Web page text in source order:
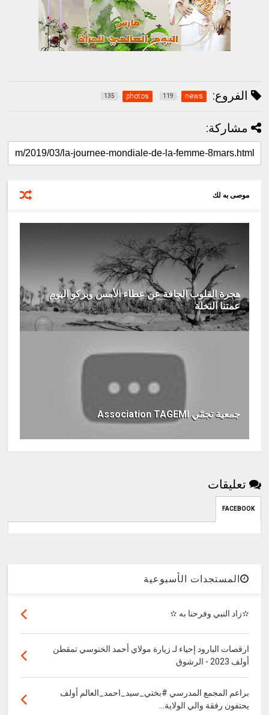
الفروع: news
119
photos
135
مشاركة:
موصى به لك
هجرة القلوب الجافة عن عطاء الأمس وبركو اليوم
عمتنا النخلة
جمعية تجمّي Association TAGEMI
تعليقات
FACEBOOK
المستجدات الأسبوعية
✫زاد النبي وفرحنا به ✫
ارقصات البارود إحياء لـ زيارة مولاي أحمد الخنوسي تمقطن
أولف 2023 - الرشوق
براعم المجمع المدرسي #بختي_سيد_احمد_العالم أولف
يحتفون رفقة والي الولاية...